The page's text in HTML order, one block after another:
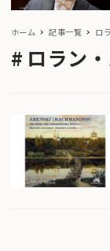
ホーム 記事一覧 ロ
ロラン